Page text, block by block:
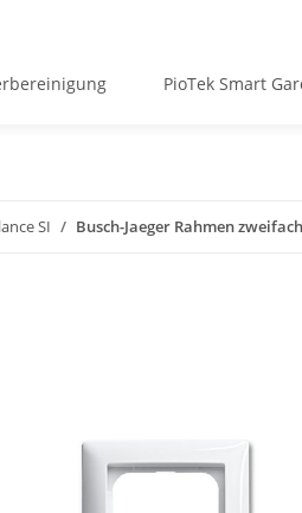
PioTek Smart
SI Busch-Jaeger Rahmen